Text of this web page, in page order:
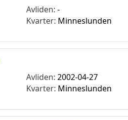
Avliden:-
Kvarter: Minneslunden
Avliden:2002-04-27
Kvarter: Minneslunden